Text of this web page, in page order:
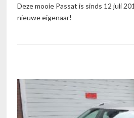
Deze mooie Passat is sinds 12 juli
nieuwe eigenaar!